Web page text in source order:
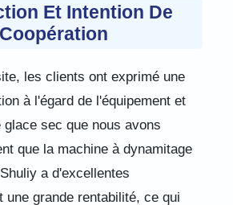
Et Intention De
Coopération
les clients ont exprimé une
à l'égard de l'équipement et
sec que nous avons
que la machine à dynamitage
a d'excellentes
une grande rentabilité, ce qui